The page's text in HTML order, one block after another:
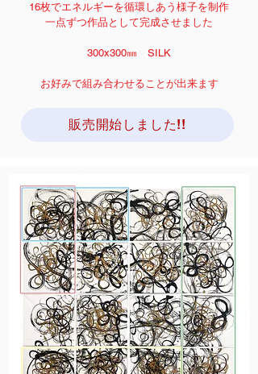
16枚でエネルギーを循環しあう様子を制作
一点ずつ作品として完成させました
300x300㎜ SILK
お好みで組み合わせることが出来ます
販売開始しました!!